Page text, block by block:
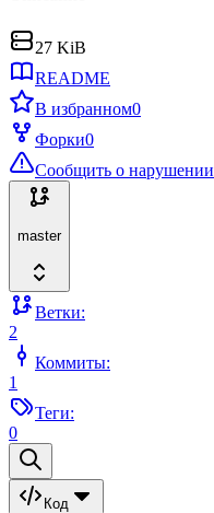
27 KiB
README
В избранном0
Форки0
Сообщить о нарушении
master
Ветки:
2
Коммиты:
1
Теги:
0
Код